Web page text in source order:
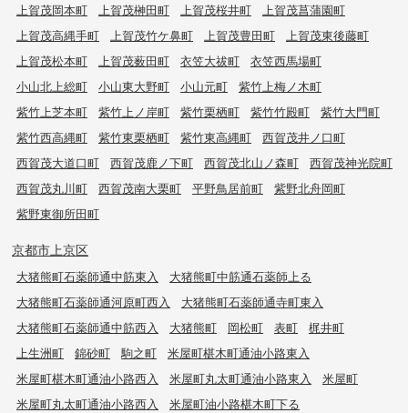
上賀茂岡本町
上賀茂榊田町 上賀茂桜井町
上賀茂菖蒲園町
上賀茂高縄手町
上賀茂竹ケ鼻町 上賀茂豊田町
上賀茂東後藤町
上賀茂松本町
上賀茂薮田町 衣笠大祓町
衣笠西馬場町
小山北上総町
小山東大野町 小山元町
紫竹上梅ノ木町
紫竹上芝本町
紫竹上ノ岸町 紫竹栗栖町 紫竹竹殿町
紫竹大門町
紫竹西高縄町
紫竹東栗栖町 紫竹東高縄町
西賀茂井ノ口町
西賀茂大道口町
西賀茂鹿ノ下町 西賀茂北山ノ森町
西賀茂神光院町
西賀茂丸川町
西賀茂南大栗町 平野鳥居前町
紫野北舟岡町
紫野東御所田町
京都市上京区
大猪熊町石薬師通中筋東入
大猪熊町中筋通石薬師上る
大猪熊町石薬師通河原町西入
大猪熊町石薬師通寺町東入
大猪熊町石薬師通中筋西入
大猪熊町 岡松町 表町
梶井町
上生洲町
錦砂町 駒之町
米屋町椹木町通油小路東入
米屋町椹木町通油小路西入
米屋町丸太町通油小路東入
米屋町
米屋町丸太町通油小路西入
米屋町油小路椹木町下る